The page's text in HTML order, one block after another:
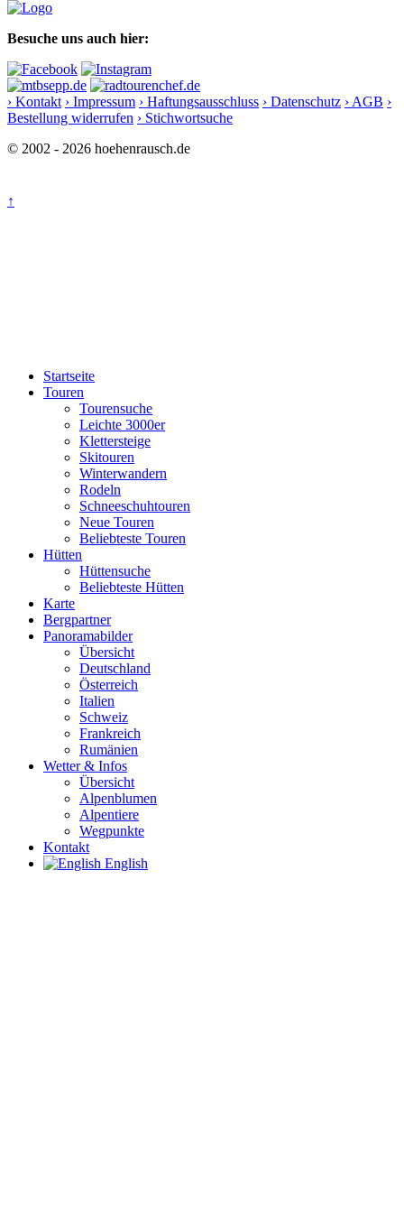
Besuche uns auch hier:
› Kontakt › Impressum › Haftungsausschluss › Datenschutz › AGB ›
Bestellung widerrufen › Stichwortsuche
© 2002 - 2026 hoehenrausch.de
↑
Startseite
Touren
Tourensuche
Leichte 3000er
Klettersteige
Skitouren
Winterwandern
Rodeln
Schneeschuhtouren
Neue Touren
Beliebteste Touren
Hütten
Hüttensuche
Beliebteste Hütten
Karte
Bergpartner
Panoramabilder
Übersicht
Deutschland
Österreich
Italien
Schweiz
Frankreich
Rumänien
Wetter & Infos
Übersicht
Alpenblumen
Alpentiere
Wegpunkte
Kontakt
English